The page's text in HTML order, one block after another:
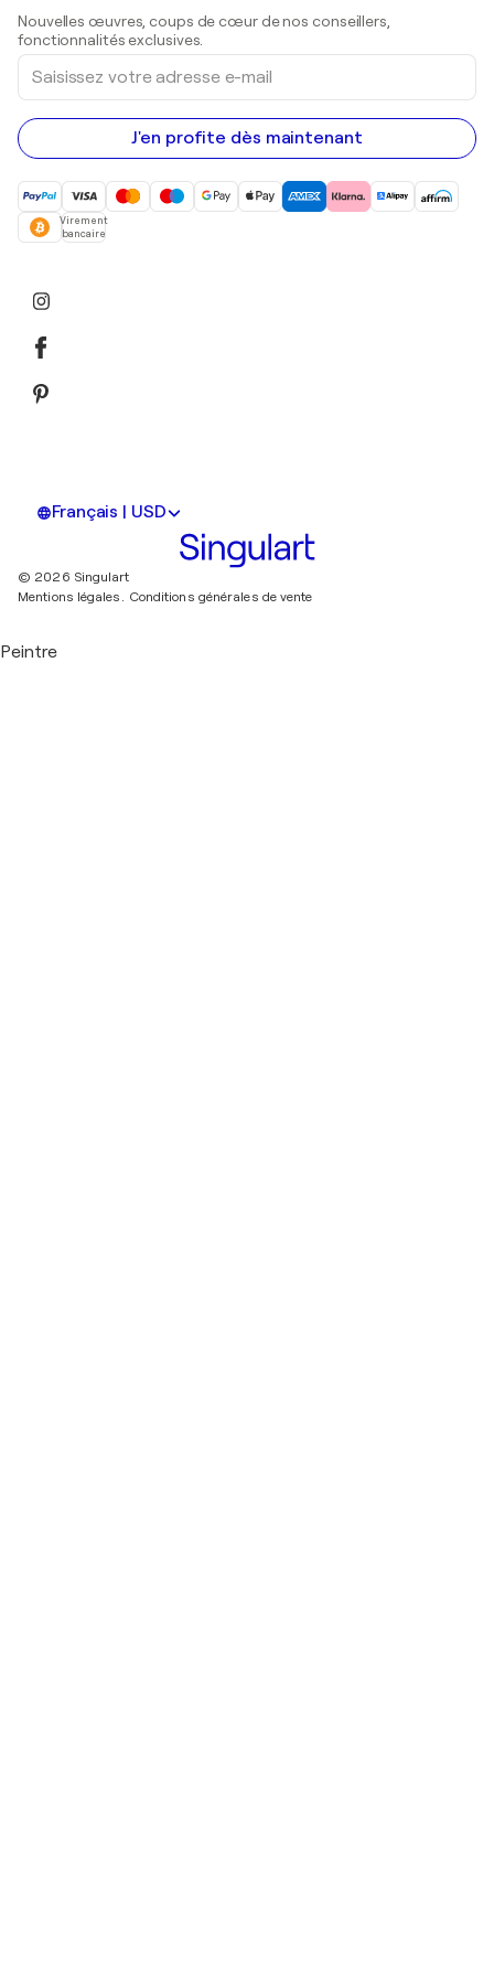
Peintures acryliques
Nouvelles œuvres, coups de cœur de nos conseillers,
fonctionnalités exclusives.
Saisissez
votre
adresse
e-
mail
J'en profite dès maintenant
Virement
bancaire
Français | USD
© 2026 Singulart
Mentions légales. Conditions générales de vente
Peintre